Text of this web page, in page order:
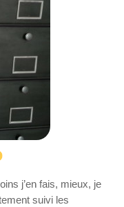
j’en fais, mieux, je
suivi les